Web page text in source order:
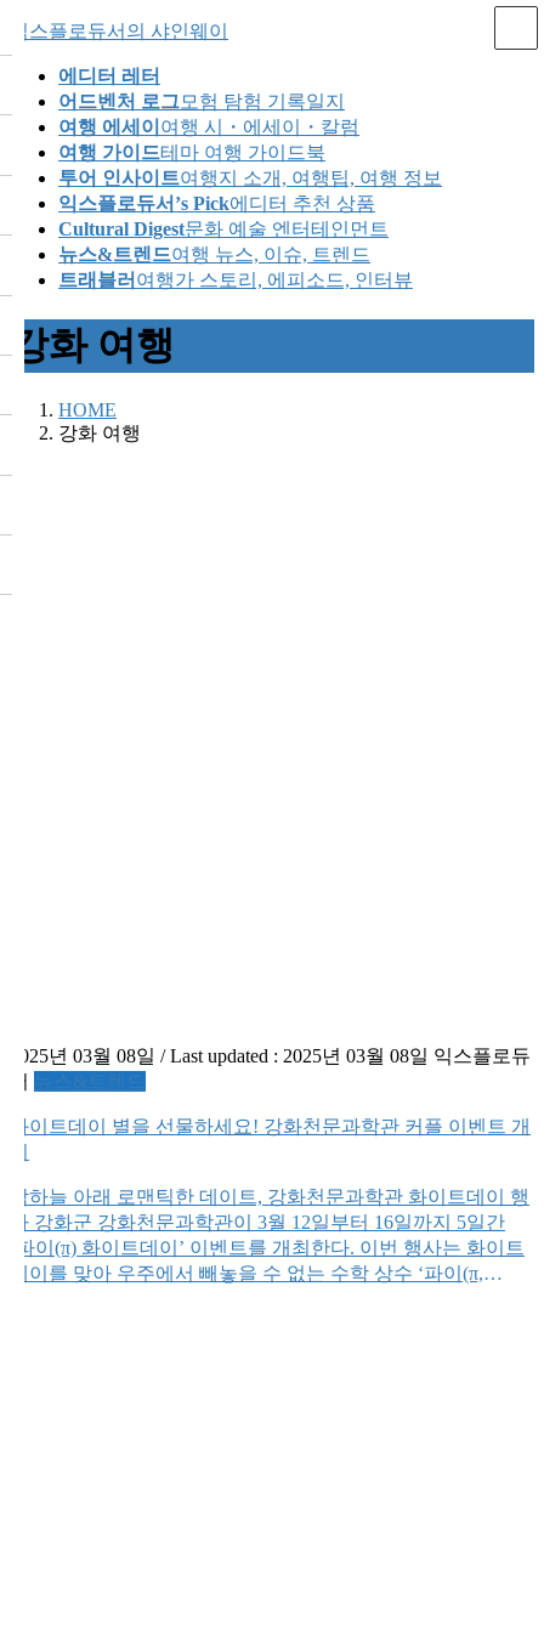
Skip
to
content
Skip
to
Navigation
익스플로듀서의 샤인웨이
에디터 레터
어드벤처 로그모험 탐험 기록일지
여행 에세이 여행 시・에세이・칼럼
여행 가이드테마 여행 가이드북
투어 인사이트여행지 소개, 여행팁, 여행 정보
익스플로듀서’s Pick에디터 추천 상품
Cultural Digest문화 예술 엔터테인먼트
뉴스&트렌드여행 뉴스, 이슈, 트렌드
트래블러 여행가 스토리, 에피소드, 인터뷰
강화 여행
HOME
강화 여행
2025년 03월 08일 / Last updated : 2025년 03월 08일 익스플로듀
서
화이트데이 별을 선물하세요! 강화천문과학관 커플 이벤트 개
밤하늘 아래 로맨틱한 데이트, 강화천문과학관 화이트데이 행
사 강화군 강화천문과학관이 3월 12일부터 16일까지 5일간
‘파이(π) 화이트데이’ 이벤트를 개최한다. 이번 행사는 화이트
데이를 맞아 우주에서 빼놓을 수 없는 수학 상수 ‘파이(π,